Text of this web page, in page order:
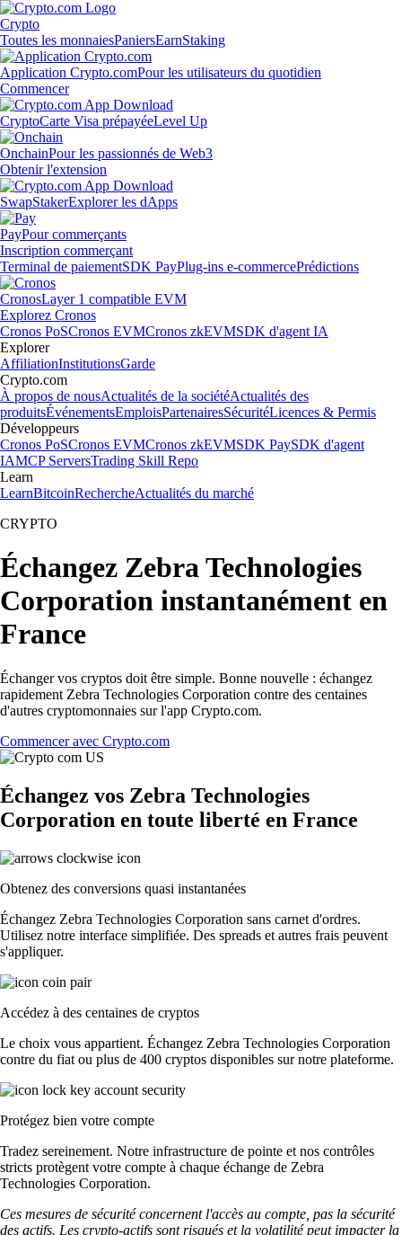
Crypto
Toutes les monnaiesPaniersEarnStaking
Application Crypto.comPour les utilisateurs du quotidien
Commencer
CryptoCarte Visa prépayéeLevel Up
OnchainPour les passionnés de Web3
Obtenir l'extension
SwapStakerExplorer les dApps
PayPour commerçants
Inscription commerçant
Terminal de paiementSDK PayPlug-ins e-commercePrédictions
CronosLayer 1 compatible EVM
Explorez Cronos
Cronos PoSCronos EVMCronos zkEVMSDK d'agent IA
Explorer
AffiliationInstitutionsGarde
Crypto.com
À propos de nousActualités de la sociétéActualités des
produitsÉvénementsEmploisPartenairesSécuritéLicences & Permis
Développeurs
Cronos PoSCronos EVMCronos zkEVMSDK PaySDK d'agent
IAMCP ServersTrading Skill Repo
Learn
LearnBitcoinRechercheActualités du marché
CRYPTO
Échangez Zebra Technologies
Corporation instantanément en
France
Échanger vos cryptos doit être simple. Bonne nouvelle : échangez
rapidement Zebra Technologies Corporation contre des centaines
d'autres cryptomonnaies sur l'app Crypto.com.
Commencer avec Crypto.com
Échangez vos Zebra Technologies
Corporation en toute liberté en France
Obtenez des conversions quasi instantanées
Échangez Zebra Technologies Corporation sans carnet d'ordres.
Utilisez notre interface simplifiée. Des spreads et autres frais peuvent
s'appliquer.
Accédez à des centaines de cryptos
Le choix vous appartient. Échangez Zebra Technologies Corporation
contre du fiat ou plus de 400 cryptos disponibles sur notre plateforme.
Protégez bien votre compte
Tradez sereinement. Notre infrastructure de pointe et nos contrôles
stricts protègent votre compte à chaque échange de Zebra
Technologies Corporation.
Ces mesures de sécurité concernent l'accès au compte, pas la sécurité
des actifs. Les crypto-actifs sont risqués et la volatilité peut impacter la